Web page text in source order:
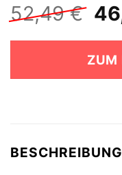
52,49€
ZUM
BESCHREIBUNG